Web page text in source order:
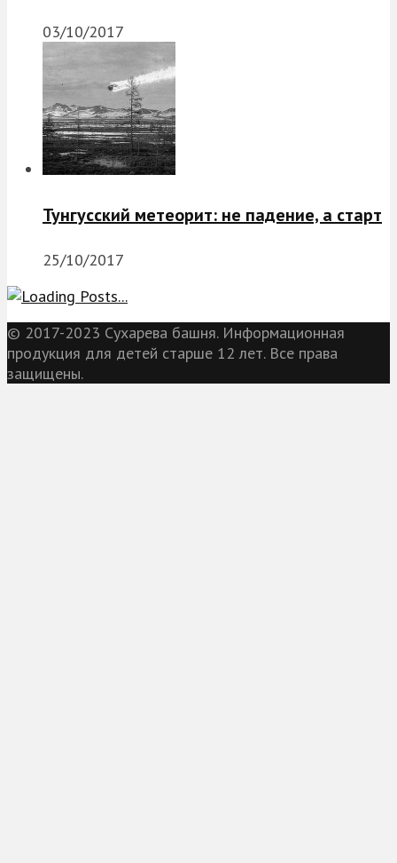
03/10/2017
Тунгусский метеорит: не падение, а старт
25/10/2017
© 2017-2023 Сухарева башня. Информационная
продукция для детей старше 12 лет. Все права
защищены.